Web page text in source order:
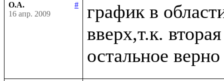
О.А.
#
16 апр. 2009
график в
вверх,т.к.